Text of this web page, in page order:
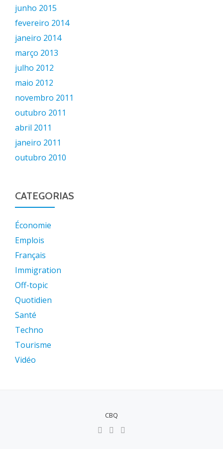
junho 2015
fevereiro 2014
janeiro 2014
março 2013
julho 2012
maio 2012
novembro 2011
outubro 2011
abril 2011
janeiro 2011
outubro 2010
CATEGORIAS
Économie
Emplois
Français
Immigration
Off-topic
Quotidien
Santé
Techno
Tourisme
Vidéo
CBQ